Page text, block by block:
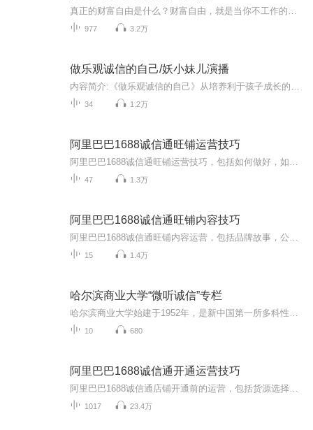
977 3.2万
做乐观诚信的自己/妖小妹儿演播
34 1.2万
阿里巴巴1688诚信通旺铺运营技巧
47 1.3万
阿里巴巴1688诚信通旺铺内容技巧
15 1.4万
哈尔滨商业大学“微听诚信”专栏
10 680
阿里巴巴1688诚信通开通运营技巧
1017 23.4万